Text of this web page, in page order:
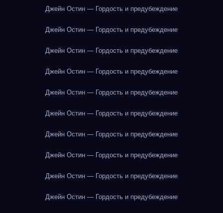
Джейн Остин — Гордость и предубеждение
Джейн Остин — Гордость и предубеждение
Джейн Остин — Гордость и предубеждение
Джейн Остин — Гордость и предубеждение
Джейн Остин — Гордость и предубеждение
Джейн Остин — Гордость и предубеждение
Джейн Остин — Гордость и предубеждение
Джейн Остин — Гордость и предубеждение
Джейн Остин — Гордость и предубеждение
Джейн Остин — Гордость и предубеждение